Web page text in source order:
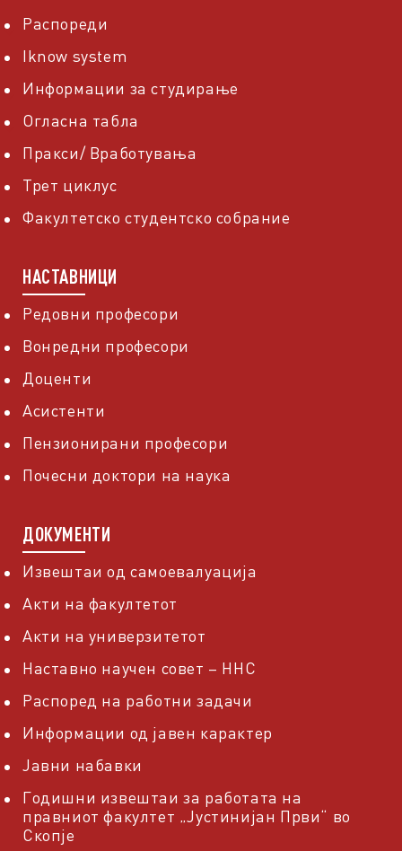
Распореди
Iknow system
Информации за студирање
Огласна табла
Пракси/ Вработувања
Трет циклус
Факултетско студентско собрание
НАСТАВНИЦИ
Редовни професори
Вонредни професори
Доценти
Асистенти
Пензионирани професори
Почесни доктори на наука
ДОКУМЕНТИ
Извештаи од самоевалуација
Акти на факултетот
Акти на универзитетот
Наставно научен совет – ННС
Распоред на работни задачи
Информации од јавен карактер
Јавни набавки
Годишни извештаи за работата на
правниот факултет „Јустинијан Први“ во
Скопје